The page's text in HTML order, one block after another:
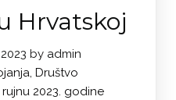
Hrvatskoj
by admin
Društvo
2023. godine